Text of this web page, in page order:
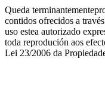
Queda
contidos ofrecidos a
uso estea autorizado
toda reprodución aos
Lei 23/2006 da